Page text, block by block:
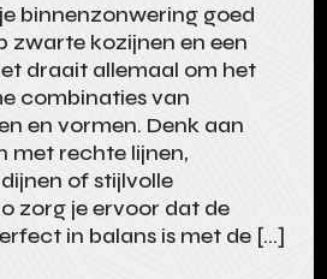
binnenzonwering goed
zwarte kozijnen en een
draait allemaal om het
combinaties van
en vormen. Denk aan
met rechte lijnen,
of stijlvolle
zorg je ervoor dat de
in balans is met de […]